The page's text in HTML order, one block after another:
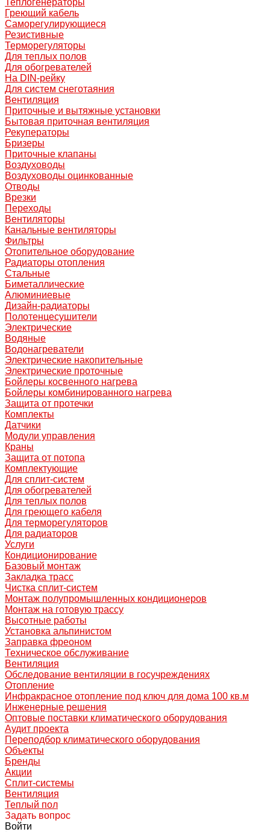
Теплогенераторы
Греющий кабель
Саморегулирующиеся
Резистивные
Терморегуляторы
Для теплых полов
Для обогревателей
На DIN-рейку
Для систем снеготаяния
Вентиляция
Приточные и вытяжные установки
Бытовая приточная вентиляция
Рекуператоры
Бризеры
Приточные клапаны
Воздуховоды
Воздуховоды оцинкованные
Отводы
Врезки
Переходы
Вентиляторы
Канальные вентиляторы
Фильтры
Отопительное оборудование
Радиаторы отопления
Стальные
Биметаллические
Алюминиевые
Дизайн-радиаторы
Полотенцесушители
Электрические
Водяные
Водонагреватели
Электрические накопительные
Электрические проточные
Бойлеры косвенного нагрева
Бойлеры комбинированного нагрева
Защита от протечки
Комплекты
Датчики
Модули управления
Краны
Защита от потопа
Комплектующие
Для сплит-систем
Для обогревателей
Для теплых полов
Для греющего кабеля
Для терморегуляторов
Для радиаторов
Услуги
Кондиционирование
Базовый монтаж
Закладка трасс
Чистка сплит-систем
Монтаж полупромышленных кондиционеров
Монтаж на готовую трассу
Высотные работы
Установка альпинистом
Заправка фреоном
Техническое обслуживание
Вентиляция
Обследование вентиляции в госучреждениях
Отопление
Инфракрасное отопление под ключ для дома 100 кв.м
Инженерные решения
Оптовые поставки климатического оборудования
Аудит проекта
Переподбор климатического оборудования
Объекты
Бренды
Акции
Сплит-системы
Вентиляция
Теплый пол
Задать вопрос
Войти